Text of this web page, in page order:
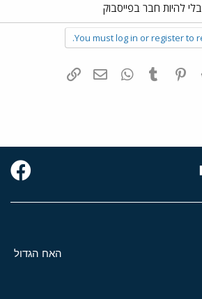
להיות חבר בפייסבוק
You must log in or register to
Reddit
Pinterest
Tumblr
WhatsAppדואר אלקטרוני
האח הגדול